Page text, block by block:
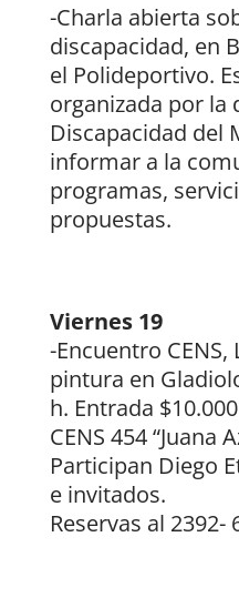
-Charla abierta
discapacidad, en
el Polideportivo.
organizada por la
Discapacidad del
informar a la
programas,
propuestas.
Viernes 19
-Encuentro
pintura en
h. Entrada
CENS 454 “Juana
Participan Diego
e invitados.
Reservas al 2392-